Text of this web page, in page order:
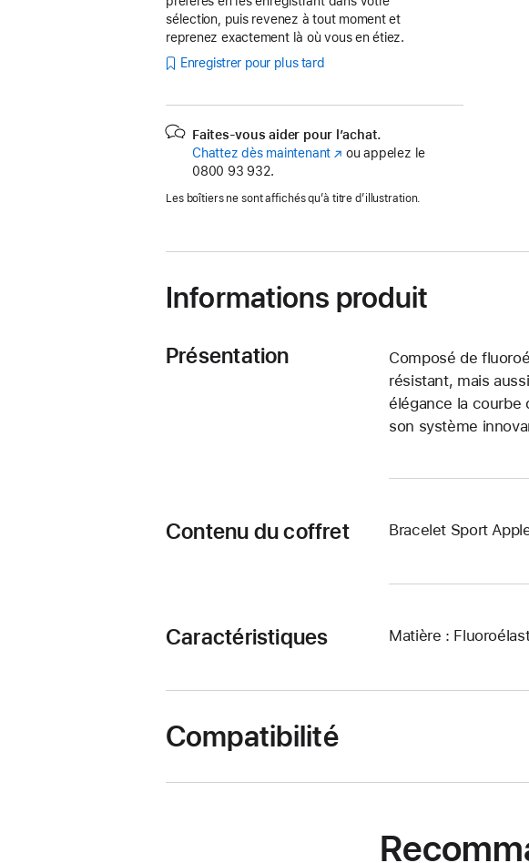
sélection, puis revenez à tout moment et
reprenez exactement là où vous en étiez.
Enregistrer pour plus tard
Faites-vous aider pour l’achat.
Chattez dès maintenant (s’ouvre
nouvelle
ou appelez le
0800 93 932.
Les boîtiers ne sont affichés qu’à titre d’illustration.
Informations produit
Présentation
Composé de
résistant, mais
élégance la courbe
son système
Contenu du coffret Bracelet Sport
Caractéristiques Matière :
Compatibilité